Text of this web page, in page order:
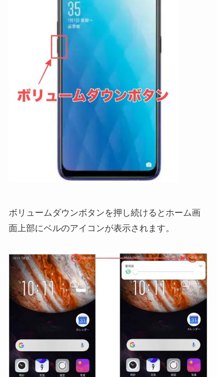
ボリュームダウンボタンを押し続けるとホーム画
面上部にベルのアイコンが表示されます。